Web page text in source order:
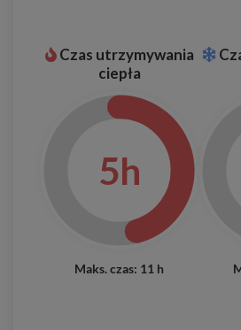
Czas utrzymywania
ciepła
5h
Maks. czas: 11 h